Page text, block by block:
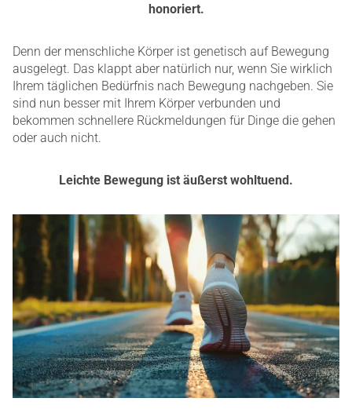
honoriert.
Denn der menschliche Körper ist genetisch auf Bewegung
ausgelegt. Das klappt aber natürlich nur, wenn Sie wirklich
Ihrem täglichen Bedürfnis nach Bewegung nachgeben. Sie
sind nun besser mit Ihrem Körper verbunden und
bekommen schnellere Rückmeldungen für Dinge die gehen
oder auch nicht.
Leichte Bewegung ist äußerst wohltuend.